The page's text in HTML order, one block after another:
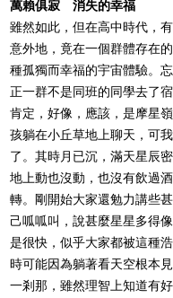
萬賴俱寂 消失的幸福
雖然如此，但在高中時代，
意外地，竟在一個群體存在
種孤獨而幸福的宇宙體驗。
正一群不是同班的同學去了
肯定，好像，應該，是摩星
孩躺在小丘草地上聊天，可
了。其時月已沉，滿天星辰
地上動也沒動，也沒有飲過
轉。剛開始大家還勉力講些
己呱呱叫，說甚麼星星多得
是很快，似乎大家都被這種
時可能因為躺著看天空根本
一剎那，雖然理智上知道有